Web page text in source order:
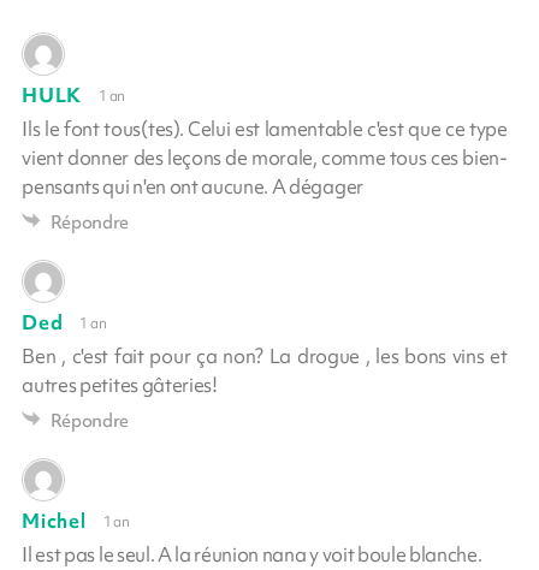
HULK 1 an
Ils le font tous(tes). Celui est lamentable c'est que ce type
vient donner des leçons de morale, comme tous ces bien-
pensants qui n'en ont aucune. A dégager
Répondre
Ded 1 an
Ben , c'est fait pour ça non? La drogue , les bons vins et
autres petites gâteries!
Répondre
Michel 1 an
Il est pas le seul. A la réunion nana y voit boule blanche.